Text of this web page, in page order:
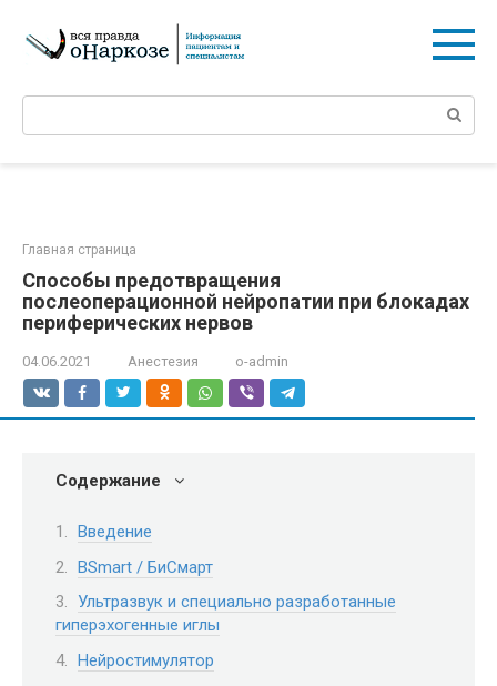
контенту
Поиск:
Главная страница
Способы предотвращения
послеоперационной нейропатии при блокадах
периферических нервов
04.06.2021 Анестезия o-admin
Содержание
Введение
BSmart / БиСмарт
Ультразвук и специально разработанные
гиперэхогенные иглы
Нейростимулятор